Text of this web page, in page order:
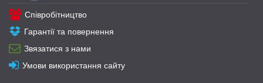
Співробітництво
Гарантії та повернення
Звязатися з нами
Умови використання сайту